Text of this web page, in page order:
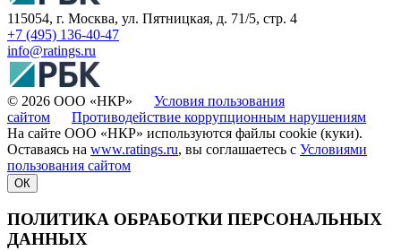
115054, г. Москва, ул. Пятницкая, д. 71/5, стр. 4
+7 (495) 136-40-47
info@ratings.ru
© 2026 ООО «НКР» Условия пользования
сайтом
Противодействие коррупционным нарушениям
На сайте ООО «НКР» используются файлы cookie (куки).
Оставаясь на www.ratings.ru, вы соглашаетесь с Условиями
пользования сайтом
ОК
ПОЛИТИКА ОБРАБОТКИ ПЕРСОНАЛЬНЫХ
ДАННЫХ